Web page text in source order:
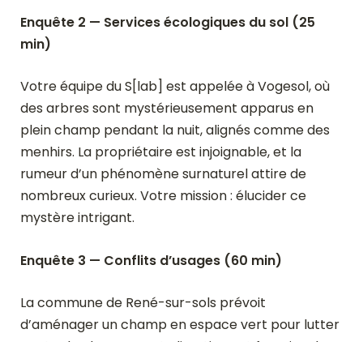
Enquête 2 — Services écologiques du sol (25
min)
Votre équipe du S[lab] est appelée à Vogesol, où
des arbres sont mystérieusement apparus en
plein champ pendant la nuit, alignés comme des
menhirs. La propriétaire est injoignable, et la
rumeur d’un phénomène surnaturel attire de
nombreux curieux. Votre mission : élucider ce
mystère intrigant.
Enquête 3 — Conflits d’usages (60 min)
La commune de René-sur-sols prévoit
d’aménager un champ en espace vert pour lutter